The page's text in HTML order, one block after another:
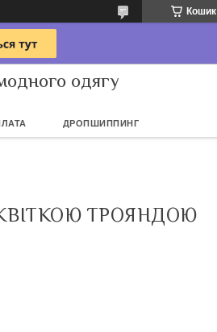
Кошик
одягу
ДРОПШИППИНГ
ТРОЯНДОЮ